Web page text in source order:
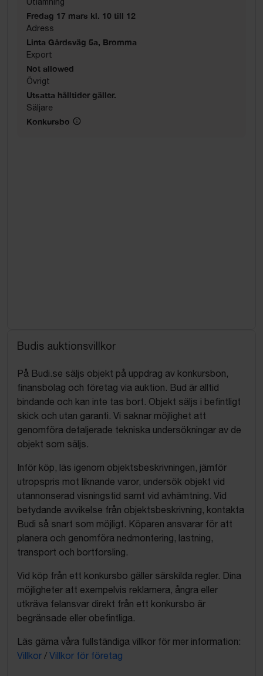
Fredag 17 mars kl. 10 till 12
Adress
Linta Gårdsväg 5a, Bromma
Export
Not allowed
Övrigt
Utsatta hålltider gäller.
Säljare
Konkursbo
Budis auktionsvillkor
På Budi.se säljs objekt på uppdrag av konkursbon,
finansbolag och företag via auktion. Bud är alltid
bindande och kan inte tas bort. Objekt säljs i befintligt
skick och utan garanti. Vi saknar möjlighet att
genomföra detaljerade tekniska undersökningar av de
objekt som säljs.
Inför köp, läs igenom objektsbeskrivningen, jämför
utropspris mot liknande varor, undersök objekt vid
utannonserad visningstid samt vid avhämtning. Vid
betydande avvikelse från objektsbeskrivning, kontakta
Budi så snart som möjligt. Köparen ansvarar för att
planera och genomföra nedmontering, lastning,
transport och bortforsling.
Vid köp från ett konkursbo gäller särskilda regler. Dina
möjligheter att exempelvis reklamera, ångra eller
utkräva felansvar direkt från ett konkursbo är
begränsade eller obefintliga.
Läs gärna våra fullständiga villkor för mer information:
Villkor / Villkor för företag